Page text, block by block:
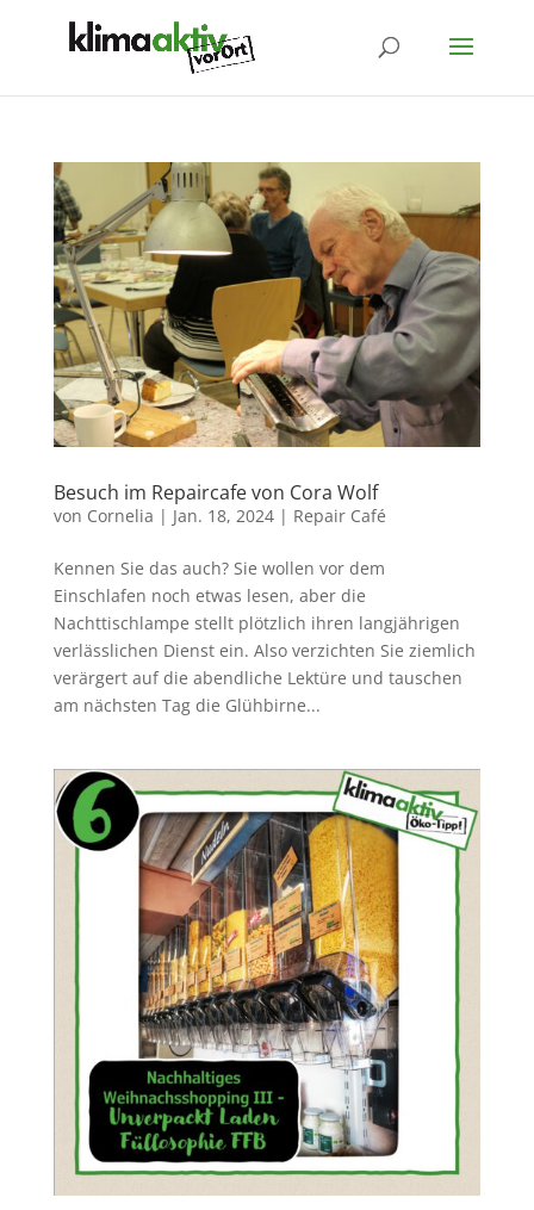
Besuch im Repaircafe von Cora Wolf
von Cornelia | Jan. 18, 2024| Repair Café
Kennen Sie das auch? Sie wollen vor dem
Einschlafen noch etwas lesen, aber die
Nachttischlampe stellt plötzlich ihren langjährigen
verlässlichen Dienst ein. Also verzichten Sie ziemlich
verärgert auf die abendliche Lektüre und tauschen
am nächsten Tag die Glühbirne...